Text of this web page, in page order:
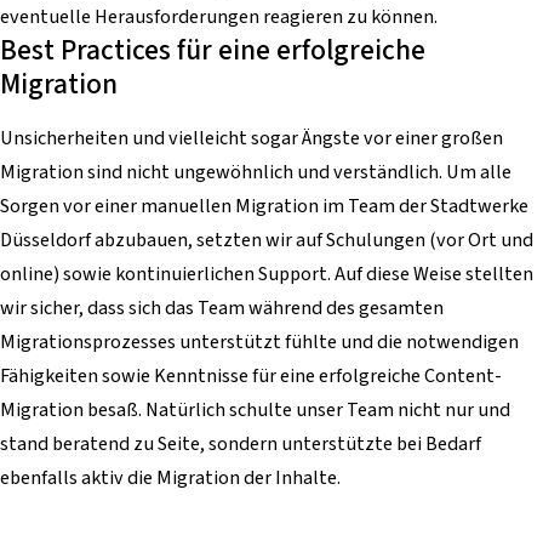
eventuelle Herausforderungen reagieren zu können.
Best Practices für eine erfolgreiche
Migration
Unsicherheiten und vielleicht sogar Ängste vor einer großen
Migration sind nicht ungewöhnlich und verständlich. Um alle
Sorgen vor einer manuellen Migration im Team der Stadtwerke
Düsseldorf abzubauen, setzten wir auf Schulungen (vor Ort und
online) sowie kontinuierlichen Support. Auf diese Weise stellten
wir sicher, dass sich das Team während des gesamten
Migrationsprozesses unterstützt fühlte und die notwendigen
Fähigkeiten sowie Kenntnisse für eine erfolgreiche Content-
Migration besaß. Natürlich schulte unser Team nicht nur und
stand beratend zu Seite, sondern unterstützte bei Bedarf
ebenfalls aktiv die Migration der Inhalte.